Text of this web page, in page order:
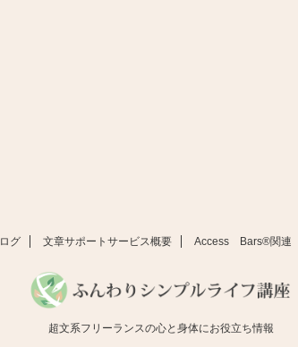
グ 文章サポートサービス概要 Access Bars®関連
超文系フリーランスの心と身体にお役立ち情報